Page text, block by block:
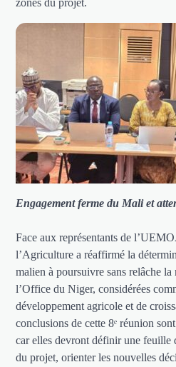
Engagement ferme du Mali et
Face aux représentants de
l’Agriculture a réaffirmé la
malien à poursuivre sans relâche la
l’Office du Niger, considérées
développement agricole et de
conclusions de cette 8ᵉ réunion
car elles devront définir une feuille
du projet, orienter les nouvelles